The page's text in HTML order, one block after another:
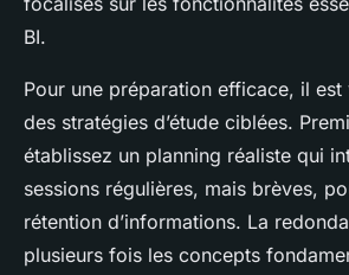
BI.
Pour une préparation efficace, il est
des stratégies d’étude ciblées.
établissez un planning réaliste qui
sessions régulières, mais brèves,
rétention d’informations. La
plusieurs fois les concepts